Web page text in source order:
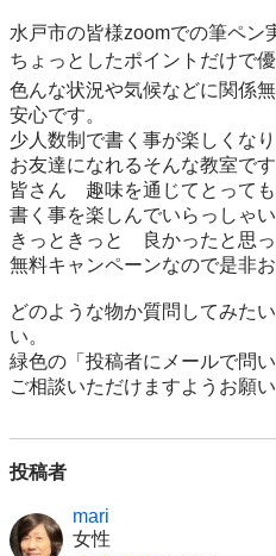
水戸市の皆様zoomでの筆ペン
ちょっとしたポイントだけで
色んな状況や気候などに関係
安心です。
少人数制で書く事が楽しくな
お友達になれるそんな教室です
皆さん　趣味を通じてとって
書く事を楽しんでいらっしゃい
きっときっと　良かったと思
無料キャンペーンなので是非
どのような物か質問してみた
い。
緑色の「投稿者にメールで問
ご相談いただけますようお願
投稿者
mari
女性